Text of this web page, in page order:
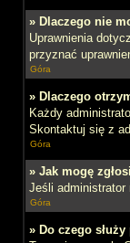
» Dlaczego nie
Uprawnienia
przyznać
Góra
» Dlaczego
Każdy
Skontaktuj się z
Góra
» Jak mogę
Jeśli administrator
Góra
» Do czego